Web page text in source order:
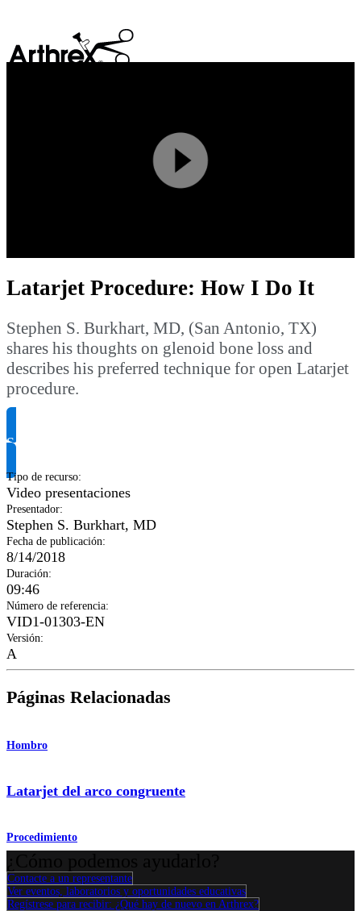
Play
Video
Latarjet Procedure: How I Do It
Stephen S. Burkhart, MD, (San Antonio, TX)
shares his thoughts on glenoid bone loss and
describes his preferred technique for open Latarjet
procedure.
Solicitar información del producto
Tipo de recurso:
Video presentaciones
Presentador:
Stephen S. Burkhart, MD
Fecha de publicación:
8/14/2018
Duración:
09:46
Número de referencia:
VID1-01303-EN
Versión:
A
Páginas Relacionadas
Hombro
Latarjet del arco congruente
Procedimiento
Contacte a un representante
Ver eventos, laboratorios y oportunidades educativas
Regístrese para recibir: ¿Qué hay de nuevo en Arthrex?